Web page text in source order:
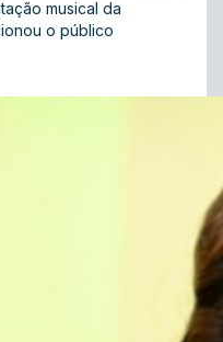
musical da
o público